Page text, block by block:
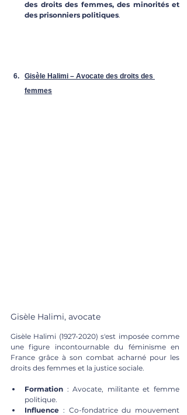
des droits des femmes, des minorités et
des prisonniers politiques.
Gisèle Halimi – Avocate des droits des
femmes
Gisèle Halimi, avocate
Gisèle Halimi (1927-2020) s'est imposée comme
une figure incontournable du féminisme en
France grâce à son combat acharné pour les
droits des femmes et la justice sociale.
Formation : Avocate, militante et femme
politique.
Influence